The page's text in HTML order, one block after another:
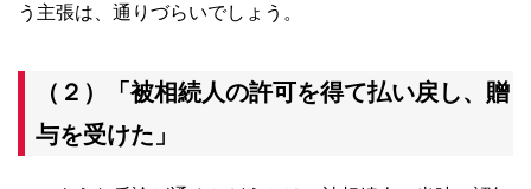
う主張は、通りづらいでしょう。
（２）「被相続人の許可を得て払い戻し、贈
与を受けた」